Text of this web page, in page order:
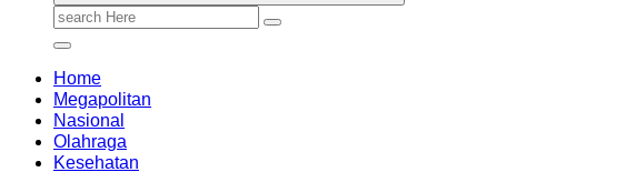
Search
Home
Megapolitan
Nasional
Olahraga
Kesehatan